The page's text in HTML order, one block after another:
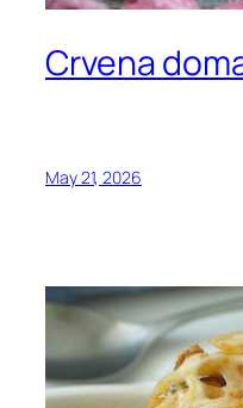
Crvena
May 21, 2026